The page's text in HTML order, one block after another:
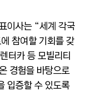
이사는 “세계 각국
참여할 기회를 갖
터카 등 모빌리티
경험을 바탕으로
입증할 수 있도록